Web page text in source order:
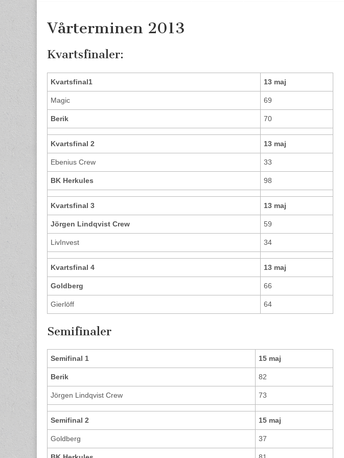
Vårterminen 2013
Kvartsfinaler:
Kvartsfinal1 13 maj
Magic 69
Berik 70
Kvartsfinal 2 13 maj
Ebenius Crew 33
BK Herkules 98
Kvartsfinal 3 13 maj
Jörgen Lindqvist Crew 59
LivInvest 34
Kvartsfinal 4 13 maj
Goldberg 66
Gierlöff 64
Semifinaler
Semifinal 1 15 maj
Berik 82
Jörgen Lindqvist Crew 73
Semifinal 2 15 maj
Goldberg 37